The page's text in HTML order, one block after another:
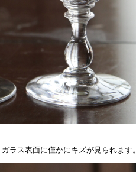
ラス表面に僅かにキズが見られます。